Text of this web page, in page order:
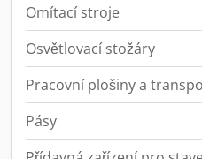
Omítací stroje
Osvětlovací stožáry
Pracovní plošiny a
Pásy